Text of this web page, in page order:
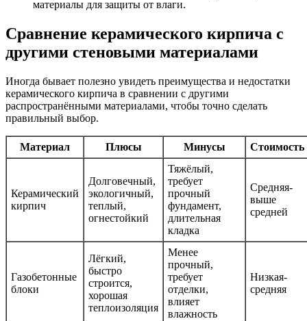
материалы для защиты от влаги.
Сравнение керамического кирпича с
другими стеновыми материалами
Иногда бывает полезно увидеть преимущества и недостатки
керамического кирпича в сравнении с другими
распространёнными материалами, чтобы точно сделать
правильный выбор.
Материал Плюсы Минусы Стоимость
Керамический
кирпич
Долговечный,
экологичный,
теплый,
огнестойкий
Тяжёлый,
требует
прочный
фундамент,
длительная
кладка
Средняя-
выше
средней
Газобетонные
блоки
Лёгкий,
быстро
строится,
хорошая
теплоизоляция
Менее
прочный,
требует
отделки,
влияет
влажность
Низкая-
средняя